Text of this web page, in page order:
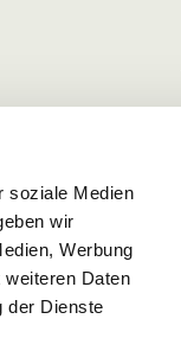
soziale Medien
wir
Werbung
Daten
der Dienste